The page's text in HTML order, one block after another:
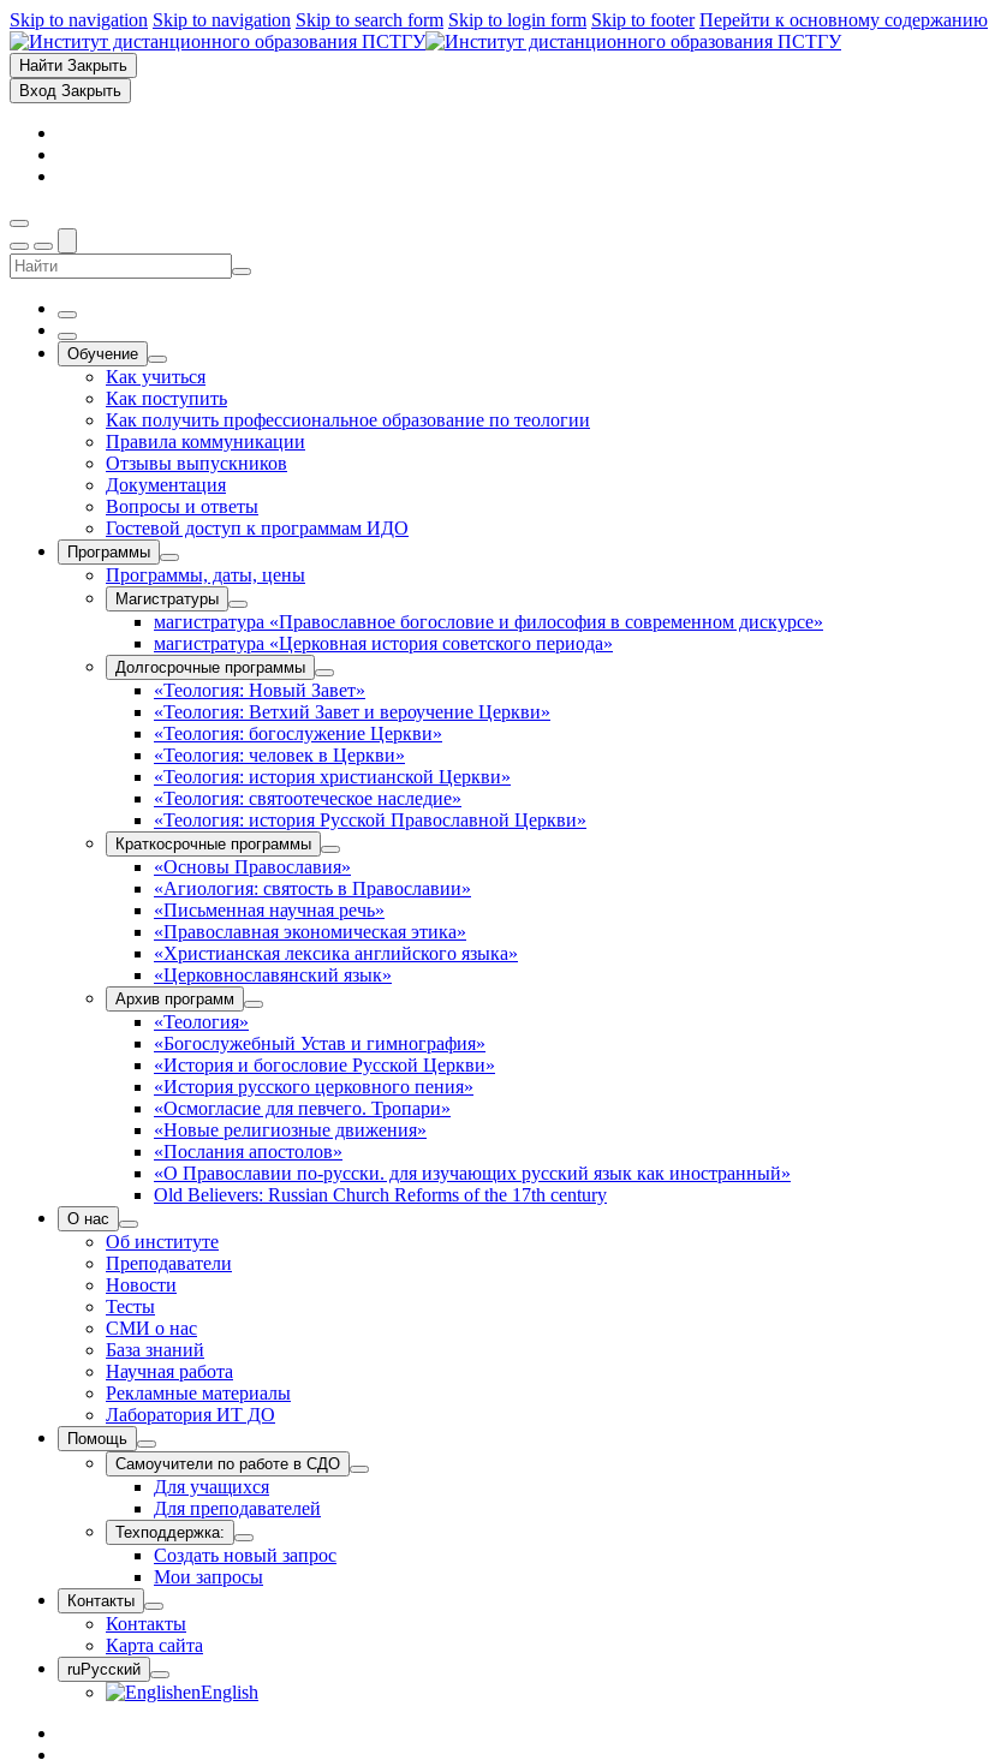
Skip to navigation Skip to navigation Skip to search form Skip to login form Skip to footer Перейти к основному содержанию
Найти Закрыть
Вход Закрыть
Обучение
Как учиться
Как поступить
Как получить профессиональное образование по теологии
Правила коммуникации
Отзывы выпускников
Документация
Вопросы и ответы
Гостевой доступ к программам ИДО
Программы
Программы, даты, цены
Магистратуры
магистратура «Православное богословие и философия в современном дискурсе»
магистратура «Церковная история советского периода»
Долгосрочные программы
«Теология: Новый Завет»
«Теология: Ветхий Завет и вероучение Церкви»
«Теология: богослужение Церкви»
«Теология: человек в Церкви»
«Теология: история христианской Церкви»
«Теология: святоотеческое наследие»
«Теология: история Русской Православной Церкви»
Краткосрочные программы
«Основы Православия»
«Агиология: святость в Православии»
«Письменная научная речь»
«Православная экономическая этика»
«Христианская лексика английского языка»
«Церковнославянский язык»
Архив программ
«Теология»
«Богослужебный Устав и гимнография»
«История и богословие Русской Церкви»
«История русского церковного пения»
«Осмогласие для певчего. Тропари»
«Новые религиозные движения»
«Послания апостолов»
«О Православии по-русски. для изучающих русский язык как иностранный»
Old Believers: Russian Church Reforms of the 17th century
О нас
Об институте
Преподаватели
Новости
Тесты
СМИ о нас
База знаний
Научная работа
Рекламные материалы
Лаборатория ИТ ДО
Помощь
Самоучители по работе в СДО
Для учащихся
Для преподавателей
Техподдержка:
Создать новый запрос
Мои запросы
Контакты
Контакты
Карта сайта
ruРусский
enEnglish